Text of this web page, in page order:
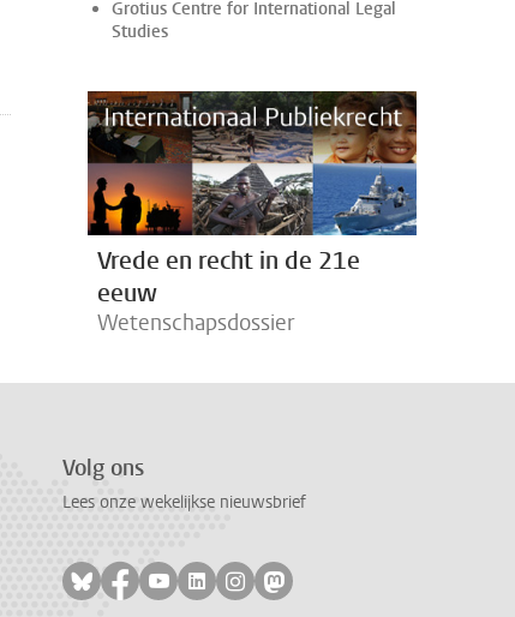
Grotius Centre for International Legal
Studies
Vrede en recht in de 21e
eeuw
Wetenschapsdossier
Volg ons
Lees onze wekelijkse nieuwsbrief
Volg ons op bluesky
Volg ons op facebook
Volg ons op youtube
Volg ons op linkedin
Volg ons op instagram
Volg ons op mastodon